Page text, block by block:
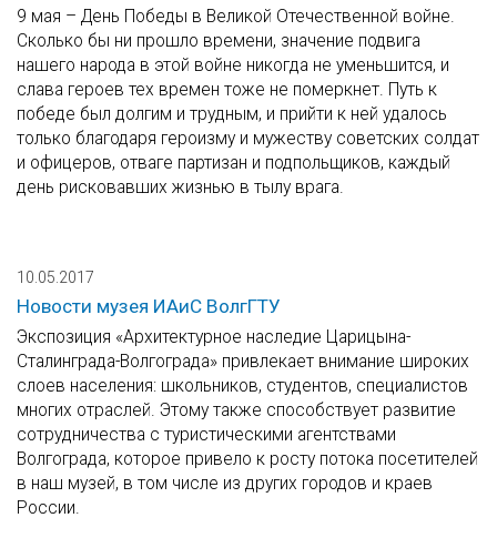
9 мая – День Победы в Великой Отечественной войне.
Сколько бы ни прошло времени, значение подвига
нашего народа в этой войне никогда не уменьшится, и
слава героев тех времен тоже не померкнет. Путь к
победе был долгим и трудным, и прийти к ней удалось
только благодаря героизму и мужеству советских солдат
и офицеров, отваге партизан и подпольщиков, каждый
день рисковавших жизнью в тылу врага.
10.05.2017
Новости музея ИАиС ВолгГТУ
Экспозиция «Архитектурное наследие Царицына-
Сталинграда-Волгограда» привлекает внимание широких
слоев населения: школьников, студентов, специалистов
многих отраслей. Этому также способствует развитие
сотрудничества с туристическими агентствами
Волгограда, которое привело к росту потока посетителей
в наш музей, в том числе из других городов и краев
России.